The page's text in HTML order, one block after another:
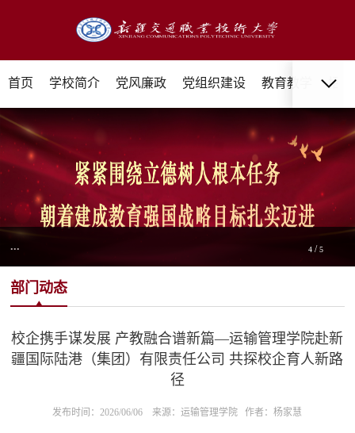
首页 学校简介 党风廉政 党组织建设 教育教学 招
... 4 /5
部门动态
校企携手谋发展 产教融合谱新篇—运输管理学院赴新
疆国际陆港（集团）有限责任公司 共探校企育人新路
径
发布时间：2026/06/06 来源：运输管理学院 作者：杨家慧